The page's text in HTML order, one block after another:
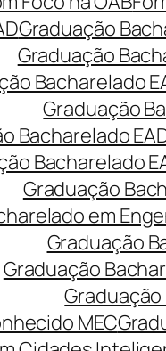
Graduação
Graduação
Bacharelado
Graduação
Bacharelado
Bacharelado
Graduação
em
Graduação
Graduação
Graduação
MEC